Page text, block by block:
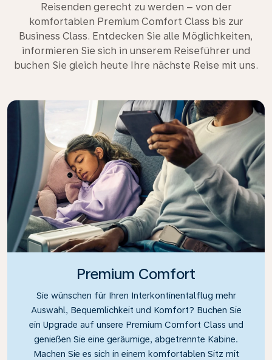
Reisenden gerecht zu werden – von der
komfortablen Premium Comfort Class bis zur
Business Class. Entdecken Sie alle Möglichkeiten,
informieren Sie sich in unserem Reiseführer und
buchen Sie gleich heute Ihre nächste Reise mit uns.
Premium Comfort
Sie wünschen für Ihren Interkontinentalflug mehr
Auswahl, Bequemlichkeit und Komfort? Buchen Sie
ein Upgrade auf unsere Premium Comfort Class und
genießen Sie eine geräumige, abgetrennte Kabine.
Machen Sie es sich in einem komfortablen Sitz mit